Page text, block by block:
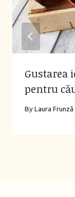
Gustarea
pentru
ByLaura Frunză